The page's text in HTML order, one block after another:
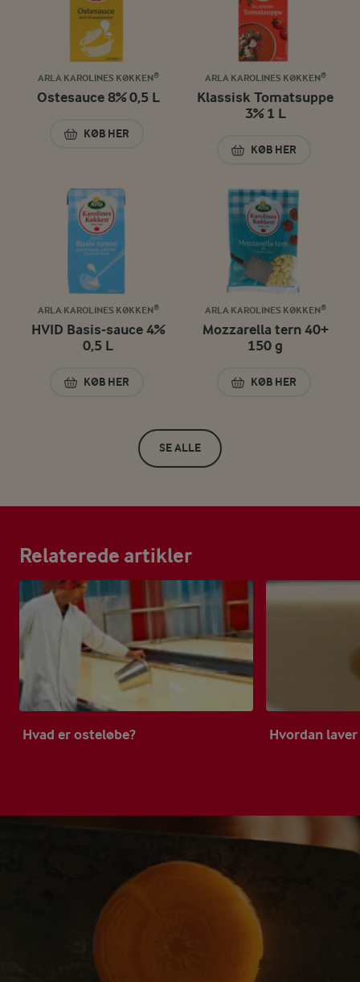
ARLA KAROLINES KØKKEN®
Ostesauce 8% 0,5 L
KØB HER
OSTESAUCE 8% 0,5 L
ARLA KAROLINES KØKKEN®
Klassisk Tomatsuppe
3% 1 L
KØB HER
KLASSISK
ARLA KAROLINES KØKKEN®
HVID Basis-sauce 4%
0,5 L
KØB HER
HVID BASIS-SAUCE 4% 0,5 L
ARLA KAROLINES KØKKEN®
Mozzarella tern 40+
150 g
KØB HER
MOZZARELLA
SE ALLE
Relaterede artikler
Hvad er osteløbe? Hvordan